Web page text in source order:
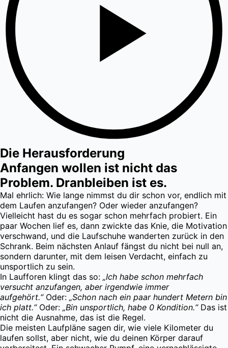
Die Herausforderung
Anfangen wollen ist nicht das
Problem. Dranbleiben ist es.
Mal ehrlich: Wie lange nimmst du dir schon vor, endlich mit
dem Laufen anzufangen? Oder wieder anzufangen?
Vielleicht hast du es sogar schon mehrfach probiert. Ein
paar Wochen lief es, dann zwickte das Knie, die Motivation
verschwand, und die Laufschuhe wanderten zurück in den
Schrank. Beim nächsten Anlauf fängst du nicht bei null an,
sondern darunter, mit dem leisen Verdacht, einfach zu
unsportlich zu sein.
In Laufforen klingt das so: „Ich habe schon mehrfach
versucht anzufangen, aber irgendwie immer
aufgehört.“Oder: „Schon nach ein paar hundert Metern bin
ich platt.“Oder: „Bin unsportlich, habe 0 Kondition.“Das ist
nicht die Ausnahme, das ist die Regel.
Die meisten Laufpläne sagen dir, wie viele Kilometer du
laufen sollst, aber nicht, wie du deinen Körper darauf